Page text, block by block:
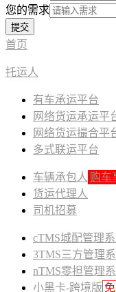
您的需求
提交
首页
托运人
有车承运平台
网络货运承运平
网络货运撮合平
多式联运平台
车辆承包人 购车
货运代理人
司机招募
cTMS城配管理
3TMS三方管理
nTMS零担管理
小黑卡-跨境版